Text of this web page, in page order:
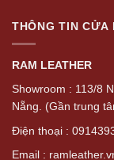
THÔNG TIN CỬA
RAM LEATHER
Showroom : 113/8
Nẵng. (Gần trung
Điện thoại :
Email :